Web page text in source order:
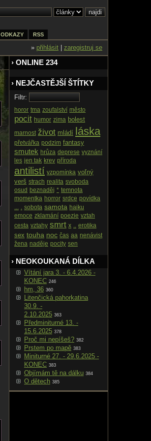
ODKAZY RSS
» přihlásit zaregistruj se
› ONLINE 234
› NEJČASTĚJŠÍ ŠTÍTKY
Filtr:
horor tma zoufalství město
pocit humor zima bolest
marnost život mládí láska
přetvářka podzim fantasy
smutek hrůza deprese vyznání
les jen tak krev příroda
antilistí vzpomínka voľný
verš strach realita svoboda
osud beznaděj * temnota
momentka horror srdce povídka
... . sobota samota haiku
emoce zklamání poezie vztah
cesta vztahy smrt x .. erotika
sex touha noc čas aa nenávist
žena naděje pocity sen
› NEOKOUKANÁ DÍLKA
Vítání jara 3. - 6.4.2026 -
KONEC 246
hm, 36 360
Litenčická pahorkatina
30.9. -
2.10.2025 363
Předminiturné 13. -
15.6.2025 378
Proč mi nepíšeš? 382
Prstem po mapě 383
Miniturné 27. - 29.6.2025 -
KONEC 383
Objímám tě na dálku 384
O dětech 385